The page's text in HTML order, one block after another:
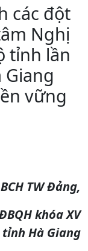
các đột
Nghị
tỉnh lần
vững
TW Đảng,
khóa XV
Hà Giang